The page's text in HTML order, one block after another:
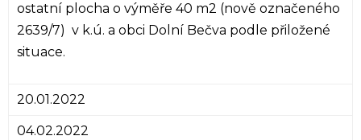
ostatní plocha o výměře 40 m2 (nově označeného
2639/7) v k.ú. a obci Dolní Bečva podle přiložené
situace.
20.01.2022
04.02.2022